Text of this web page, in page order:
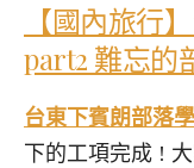
【國內旅行
part2 難忘的
台東下賓朗部落
下的工項完成 !